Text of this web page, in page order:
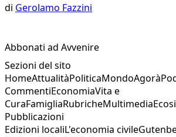
di Gerolamo Fazzini
Abbonati ad Avvenire
Sezioni del sito
HomeAttualitàPoliticaMondoAgorà
CommentiEconomiaVita e
CuraFamigliaRubricheMultimedia
Pubblicazioni
Edizioni localiL'economia civile